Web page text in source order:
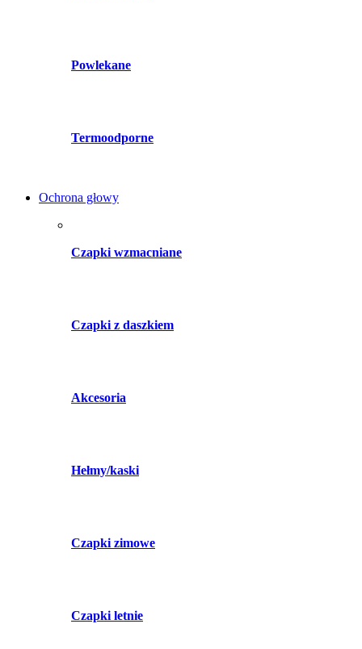
Powlekane
Termoodporne
Ochrona głowy
Czapki wzmacniane
Czapki z daszkiem
Akcesoria
Hełmy/kaski
Czapki zimowe
Czapki letnie